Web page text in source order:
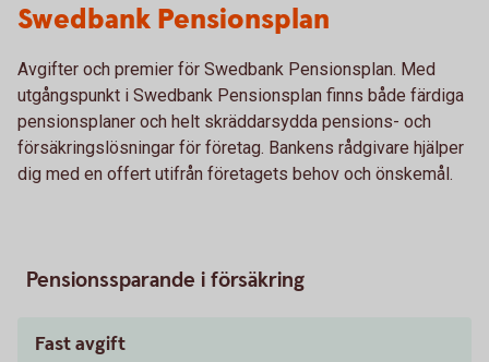
Swedbank Pensionsplan
Avgifter och premier för Swedbank Pensionsplan. Med
utgångspunkt i Swedbank Pensionsplan finns både färdiga
pensionsplaner och helt skräddarsydda pensions- och
försäkringslösningar för företag. Bankens rådgivare hjälper
dig med en offert utifrån företagets behov och önskemål.
Pensionssparande i försäkring
Fast avgift